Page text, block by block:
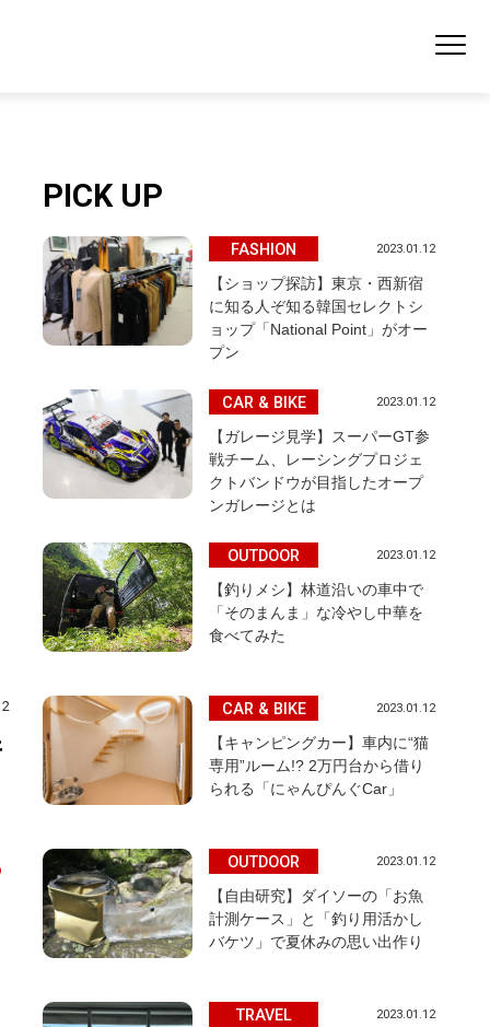
PICK UP
FASHION 2023.01.12
【ショップ探訪】東京・西新宿
に知る人ぞ知る韓国セレクトシ
ョップ「National Point」がオー
プン
CAR & BIKE 2023.01.12
【ガレージ見学】スーパーGT参
戦チーム、レーシングプロジェ
クトバンドウが目指したオープ
ンガレージとは
OUTDOOR 2023.01.12
【釣りメシ】林道沿いの車中で
「そのまんま」な冷やし中華を
食べてみた
CAR & BIKE 2023.01.12
【キャンピングカー】車内に“猫
専用”ルーム!? 2万円台から借り
られる「にゃんぴんぐCar」
OUTDOOR 2023.01.12
【自由研究】ダイソーの「お魚
計測ケース」と「釣り用活かし
バケツ」で夏休みの思い出作り
TRAVEL 2023.01.12